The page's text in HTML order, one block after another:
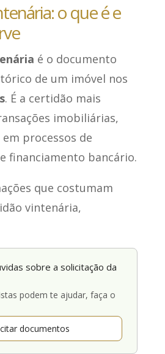
o que é e
é o documento
de um imóvel nos
. É a certidão mais
imobiliárias,
processos de
financiamento bancário.
que costumam
vintenária,
sobre a solicitação da
podem te ajudar, faça o
documentos